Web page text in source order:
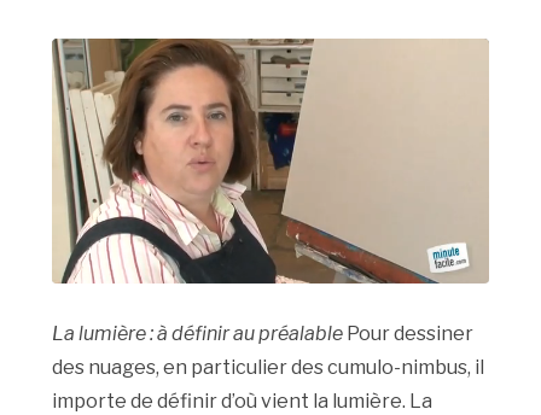
La lumière : à définir au préalable Pour dessiner
des nuages, en particulier des cumulo-nimbus, il
importe de définir d’où vient la lumière. La